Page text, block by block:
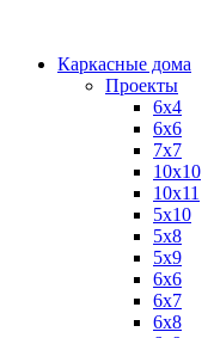
Каркасные дома
Проекты
6х4
6х6
7х7
10х10
10х11
5х10
5х8
5х9
6x6
6x7
6x8